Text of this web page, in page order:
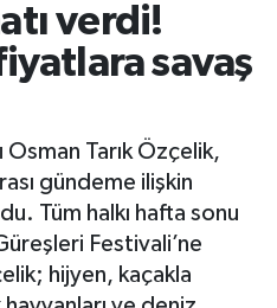
verdi!
savaş
Osman Tarık Özçelik,
gündeme ilişkin
Tüm halkı hafta sonu
Festivali’ne
hijyen, kaçakla